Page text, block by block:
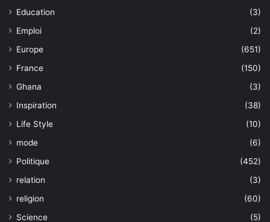
Education
(3)
Emploi
(2)
Europe
(651)
France
(150)
Ghana
(3)
Inspiration
(38)
Life Style
(10)
mode
(6)
Politique
(452)
relation
(3)
religion
(60)
Science
(5)